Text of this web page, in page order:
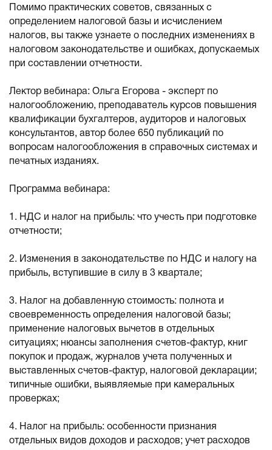
Помимо практических советов, связанных с
определением налоговой базы и исчислением
налогов, вы также узнаете о последних изменениях в
налоговом законодательстве и ошибках, допускаемых
при составлении отчетности.
Лектор вебинара: Ольга Егорова - эксперт по
налогообложению, преподаватель курсов повышения
квалификации бухгалтеров, аудиторов и налоговых
консультантов, автор более 650 публикаций по
вопросам налогообложения в справочных системах и
печатных изданиях.
Программа вебинара:
1. НДС и налог на прибыль: что учесть при подготовке
отчетности;
2. Изменения в законодательстве по НДС и налогу на
прибыль, вступившие в силу в 3 квартале;
3. Налог на добавленную стоимость: полнота и
своевременность определения налоговой базы;
применение налоговых вычетов в отдельных
ситуациях; нюансы заполнения счетов-фактур, книг
покупок и продаж, журналов учета полученных и
выставленных счетов-фактур, налоговой декларации;
типичные ошибки, выявляемые при камеральных
проверках;
4. Налог на прибыль: особенности признания
отдельных видов доходов и расходов; учет расходов